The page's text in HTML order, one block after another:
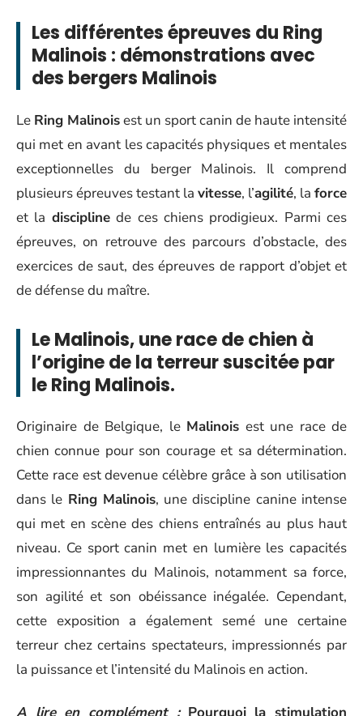
Les différentes épreuves du Ring
Malinois : démonstrations avec
des bergers Malinois
Le Ring Malinoisest un sport canin de haute intensité
qui met en avant les capacités physiques et mentales
exceptionnelles du berger Malinois. Il comprend
plusieurs épreuves testant la vitesse, l’agilité, la force
et la disciplinede ces chiens prodigieux. Parmi ces
épreuves, on retrouve des parcours d’obstacle, des
exercices de saut, des épreuves de rapport d’objet et
de défense du maître.
Le Malinois, une race de chien à
l’origine de la terreur suscitée par
le Ring Malinois.
Originaire de Belgique, le Malinois est une race de
chien connue pour son courage et sa détermination.
Cette race est devenue célèbre grâce à son utilisation
dans le Ring Malinois, une discipline canine intense
qui met en scène des chiens entraînés au plus haut
niveau. Ce sport canin met en lumière les capacités
impressionnantes du Malinois, notamment sa force,
son agilité et son obéissance inégalée. Cependant,
cette exposition a également semé une certaine
terreur chez certains spectateurs, impressionnés par
la puissance et l’intensité du Malinois en action.
A lire en complément : Pourquoi la stimulation